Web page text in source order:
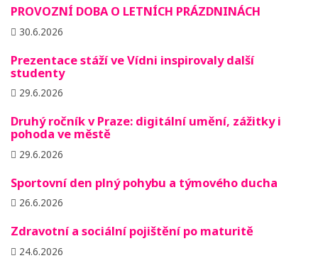
PROVOZNÍ DOBA O LETNÍCH PRÁZDNINÁCH
30.6.2026
Prezentace stáží ve Vídni inspirovaly další
studenty
29.6.2026
Druhý ročník v Praze: digitální umění, zážitky i
pohoda ve městě
29.6.2026
Sportovní den plný pohybu a týmového ducha
26.6.2026
Zdravotní a sociální pojištění po maturitě
24.6.2026